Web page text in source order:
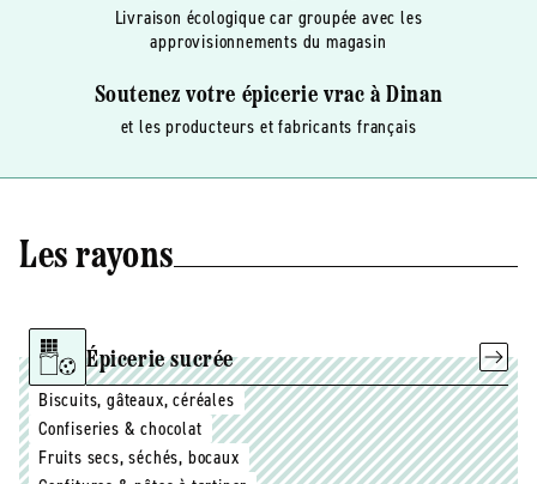
Livraison écologique car groupée avec les
approvisionnements du magasin
Soutenez votre épicerie vrac à Dinan
et les producteurs et fabricants français
Les rayons
Épicerie sucrée
Biscuits, gâteaux, céréales
Confiseries & chocolat
Fruits secs, séchés, bocaux